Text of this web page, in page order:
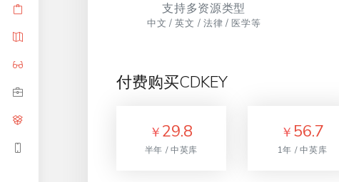
支持多资源类型
中文 / 英文 / 法律 / 医学等
付费购买CDKEY
￥ 29.8
半年 / 中英库
￥ 56.7
1年 / 中英库